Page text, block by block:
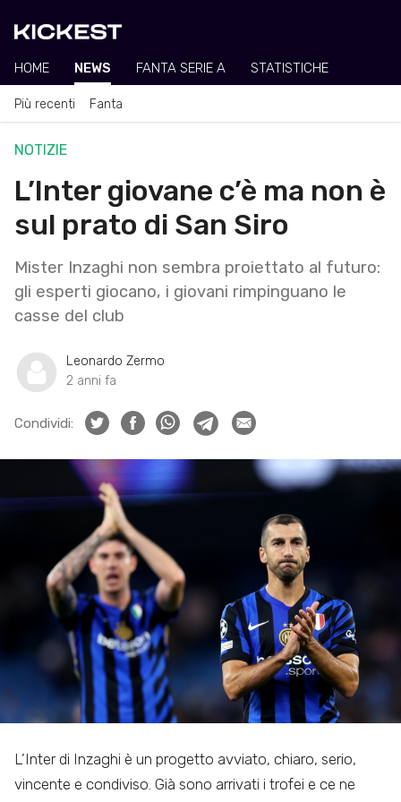
HOME NEWS FANTA SERIE A STATISTICHE
Più recenti Fanta
NOTIZIE
L’Inter giovane c’è ma non è
sul prato di San Siro
Mister Inzaghi non sembra proiettato al futuro:
gli esperti giocano, i giovani rimpinguano le
casse del club
Leonardo Zermo
2 anni fa
Condividi:
L’Inter di Inzaghi è un progetto avviato, chiaro, serio,
vincente e condiviso. Già sono arrivati i trofei e ce ne